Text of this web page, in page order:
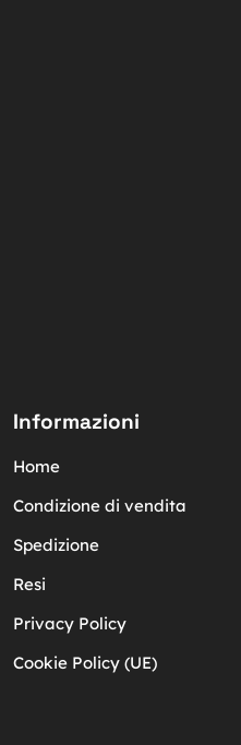
Informazioni
Home
Condizione di vendita
Spedizione
Resi
Privacy Policy
Cookie Policy (UE)